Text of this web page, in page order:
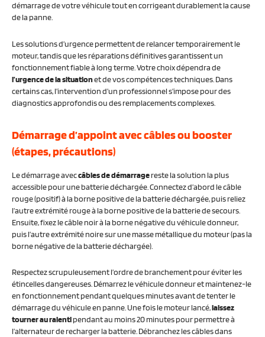
démarrage de votre véhicule tout en corrigeant durablement la cause
de la panne.
Les solutions d’urgence permettent de relancer temporairement le
moteur, tandis que les réparations définitives garantissent un
fonctionnement fiable à long terme. Votre choix dépendra de
l’urgence de la situationet de vos compétences techniques. Dans
certains cas, l’intervention d’un professionnel s’impose pour des
diagnostics approfondis ou des remplacements complexes.
Démarrage d’appoint avec câbles ou booster
(étapes, précautions)
Le démarrage aveccâbles de démarragereste la solution la plus
accessible pour une batterie déchargée. Connectez d’abord le câble
rouge (positif) à la borne positive de la batterie déchargée, puis reliez
l’autre extrémité rouge à la borne positive de la batterie de secours.
Ensuite, fixez le câble noir à la borne négative du véhicule donneur,
puis l’autre extrémité noire sur une masse métallique du moteur (pas la
borne négative de la batterie déchargée).
Respectez scrupuleusement l’ordre de branchement pour éviter les
étincelles dangereuses. Démarrez le véhicule donneur et maintenez-le
en fonctionnement pendant quelques minutes avant de tenter le
démarrage du véhicule en panne. Une fois le moteur lancé,laissez
tourner au ralentipendant au moins 20 minutes pour permettre à
l’alternateur de recharger la batterie. Débranchez les câbles dans